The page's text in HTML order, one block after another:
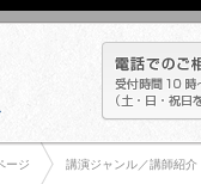
ージ 講演ジャンル／講師紹介